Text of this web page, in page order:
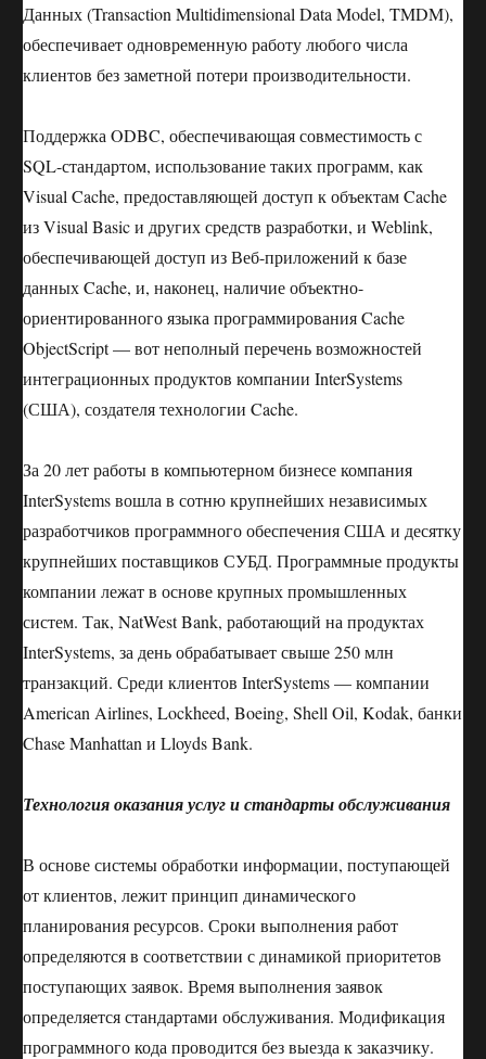
Данных (Transaction Multidimensional Data Model, TMDM),
обеспечивает одновременную работу любого числа
клиентов без заметной потери производительности.
Поддержка ODBC, обеспечивающая совместимость с
SQL-стандартом, использование таких программ, как
Visual Cache, предоставляющей доступ к объектам Cache
из Visual Basic и других средств разработки, и Weblink,
обеспечивающей доступ из Веб-приложений к базе
данных Cache, и, наконец, наличие объектно-
ориентированного языка программирования Cache
ObjectScript — вот неполный перечень возможностей
интеграционных продуктов компании InterSystems
(США), создателя технологии Cache.
За 20 лет работы в компьютерном бизнесе компания
InterSystems вошла в сотню крупнейших независимых
разработчиков программного обеспечения США и десятку
крупнейших поставщиков СУБД. Программные продукты
компании лежат в основе крупных промышленных
систем. Так, NatWest Bank, работающий на продуктах
InterSystems, за день обрабатывает свыше 250 млн
транзакций. Среди клиентов InterSystems — компании
American Airlines, Lockheed, Boeing, Shell Oil, Kodak, банки
Chase Manhattan и Lloyds Bank.
Технология оказания услуг и стандарты обслуживания
В основе системы обработки информации, поступающей
от клиентов, лежит принцип динамического
планирования ресурсов. Сроки выполнения работ
определяются в соответствии с динамикой приоритетов
поступающих заявок. Время выполнения заявок
определяется стандартами обслуживания. Модификация
программного кода проводится без выезда к заказчику.